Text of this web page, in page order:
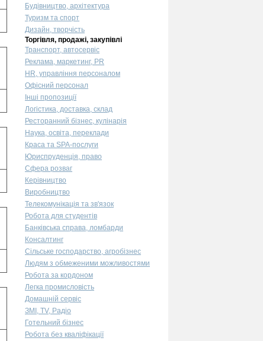
Будівництво, архітектура
Туризм та спорт
Дизайн, творчість
Торгівля, продажі, закупівлі
Транспорт, автосервіс
Реклама, маркетинг, PR
HR, управління персоналом
Офісний персонал
Інші пропозиції
Логістика, доставка, склад
Ресторанний бізнес, кулінарія
Наука, освіта, переклади
Краса та SPA-послуги
Юриспруденція, право
Сфера розваг
Керівництво
Виробництво
Телекомунікація та зв'язок
Робота для студентів
Банківська справа, ломбарди
Консалтинг
Сільське господарство, агробізнес
Людям з обмеженими можливостями
Робота за кордоном
Легка промисловість
Домашній сервіс
ЗМІ, TV, Радіо
Готельний бізнес
Робота без кваліфікації